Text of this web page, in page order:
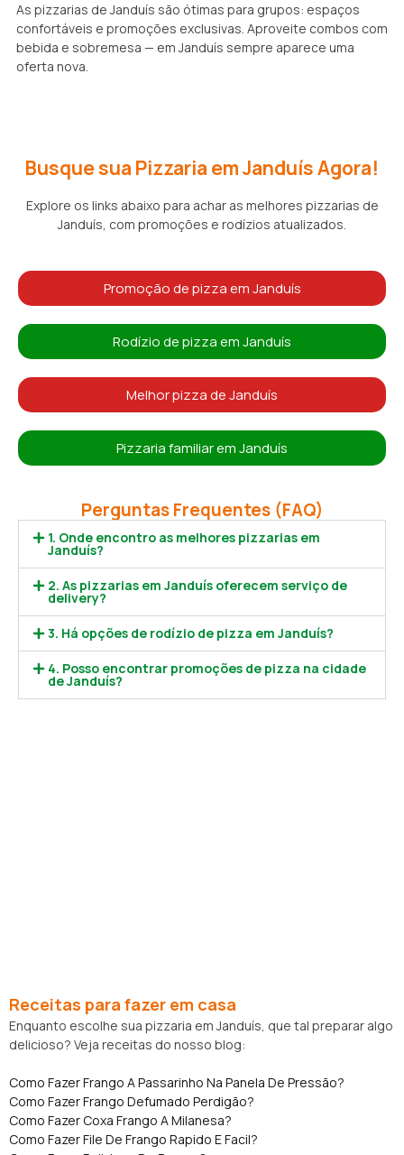
As pizzarias de Janduís são ótimas para grupos: espaços
confortáveis e promoções exclusivas. Aproveite combos com
bebida e sobremesa — em Janduís sempre aparece uma
oferta nova.
Busque sua Pizzaria em Janduís Agora!
Explore os links abaixo para achar as melhores pizzarias de
Janduís, com promoções e rodízios atualizados.
Promoção de pizza em Janduís
Rodízio de pizza em Janduís
Melhor pizza de Janduís
Pizzaria familiar em Janduís
Perguntas Frequentes (FAQ)
1. Onde encontro as melhores pizzarias em
Janduís?
2. As pizzarias em Janduís oferecem serviço de
delivery?
3. Há opções de rodízio de pizza em Janduís?
4. Posso encontrar promoções de pizza na cidade
de Janduís?
Receitas para fazer em casa
Enquanto escolhe sua pizzaria em Janduís, que tal preparar algo
delicioso? Veja receitas do nosso blog:
Como Fazer Frango A Passarinho Na Panela De Pressão?
Como Fazer Frango Defumado Perdigão?
Como Fazer Coxa Frango A Milanesa?
Como Fazer File De Frango Rapido E Facil?